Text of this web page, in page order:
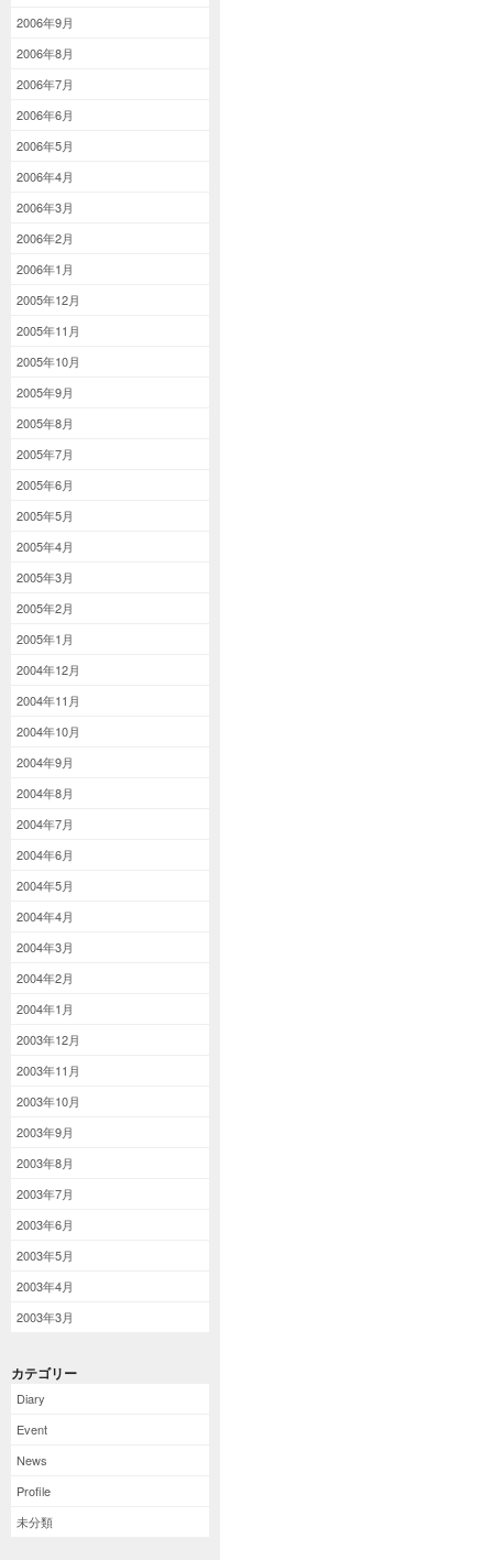
2006年9月
2006年8月
2006年7月
2006年6月
2006年5月
2006年4月
2006年3月
2006年2月
2006年1月
2005年12月
2005年11月
2005年10月
2005年9月
2005年8月
2005年7月
2005年6月
2005年5月
2005年4月
2005年3月
2005年2月
2005年1月
2004年12月
2004年11月
2004年10月
2004年9月
2004年8月
2004年7月
2004年6月
2004年5月
2004年4月
2004年3月
2004年2月
2004年1月
2003年12月
2003年11月
2003年10月
2003年9月
2003年8月
2003年7月
2003年6月
2003年5月
2003年4月
2003年3月
カテゴリー
Diary
Event
News
Profile
未分類